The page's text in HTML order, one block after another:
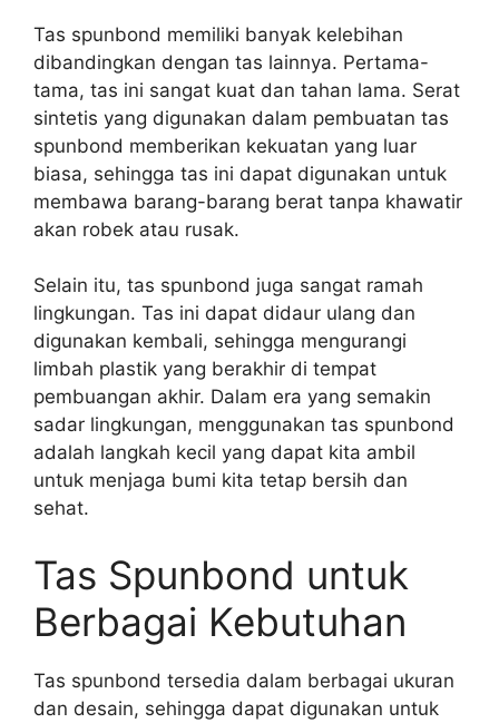
Tas spunbond memiliki banyak kelebihan
dibandingkan dengan tas lainnya. Pertama-
tama, tas ini sangat kuat dan tahan lama. Serat
sintetis yang digunakan dalam pembuatan tas
spunbond memberikan kekuatan yang luar
biasa, sehingga tas ini dapat digunakan untuk
membawa barang-barang berat tanpa khawatir
akan robek atau rusak.
Selain itu, tas spunbond juga sangat ramah
lingkungan. Tas ini dapat didaur ulang dan
digunakan kembali, sehingga mengurangi
limbah plastik yang berakhir di tempat
pembuangan akhir. Dalam era yang semakin
sadar lingkungan, menggunakan tas spunbond
adalah langkah kecil yang dapat kita ambil
untuk menjaga bumi kita tetap bersih dan
sehat.
Tas Spunbond untuk
Berbagai Kebutuhan
Tas spunbond tersedia dalam berbagai ukuran
dan desain, sehingga dapat digunakan untuk